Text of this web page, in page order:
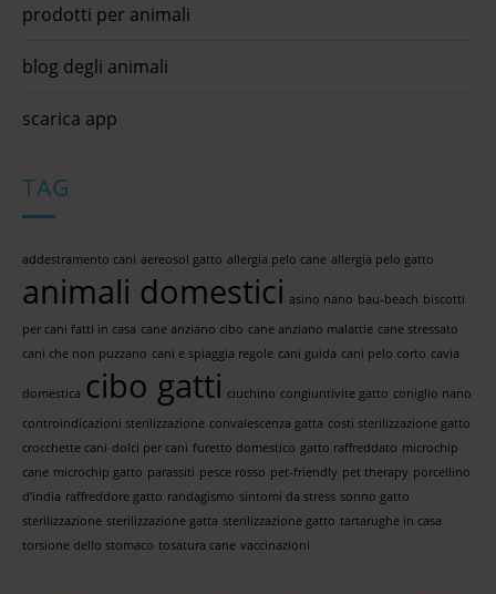
prodotti per animali
blog degli animali
scarica app
TAG
addestramento cani aereosol gatto allergia pelo cane allergia pelo gatto
animali domestici asino nano bau-beach biscotti
per cani fatti in casa cane anziano cibo cane anziano malattie cane stressato
cani che non puzzano cani e spiaggia regole cani guida cani pelo corto cavia
domestica cibo gatti ciuchino congiuntivite gatto coniglio nano
controindicazioni sterilizzazione convalescenza gatta costi sterilizzazione gatto
crocchette cani dolci per cani furetto domestico gatto raffreddato microchip
cane microchip gatto parassiti pesce rosso pet-friendly pet therapy porcellino
d'india raffreddore gatto randagismo sintomi da stress sonno gatto
sterilizzazione sterilizzazione gatta sterilizzazione gatto tartarughe in casa
torsione dello stomaco tosatura cane vaccinazioni